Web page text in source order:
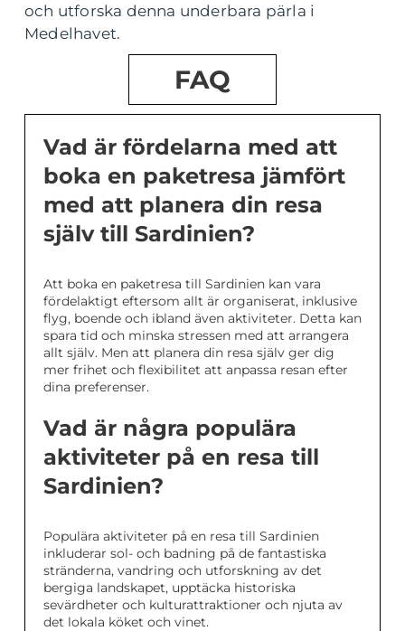
och utforska denna underbara pärla i
Medelhavet.
FAQ
Vad är fördelarna med att
boka en paketresa jämfört
med att planera din resa
själv till Sardinien?
Att boka en paketresa till Sardinien kan vara
fördelaktigt eftersom allt är organiserat, inklusive
flyg, boende och ibland även aktiviteter. Detta kan
spara tid och minska stressen med att arrangera
allt själv. Men att planera din resa själv ger dig
mer frihet och flexibilitet att anpassa resan efter
dina preferenser.
Vad är några populära
aktiviteter på en resa till
Sardinien?
Populära aktiviteter på en resa till Sardinien
inkluderar sol- och badning på de fantastiska
stränderna, vandring och utforskning av det
bergiga landskapet, upptäcka historiska
sevärdheter och kulturattraktioner och njuta av
det lokala köket och vinet.